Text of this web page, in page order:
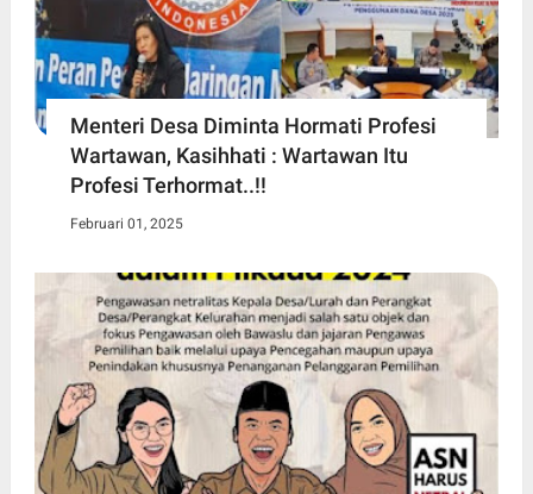
Menteri Desa Diminta Hormati Profesi
Wartawan, Kasihhati : Wartawan Itu
Profesi Terhormat..!!
Februari 01, 2025